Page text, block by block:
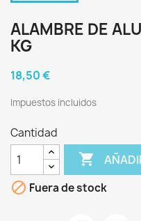
ALAMBRE DE
KG
18,50 €
Impuestos incluidos
Cantidad

 Fuera de stock